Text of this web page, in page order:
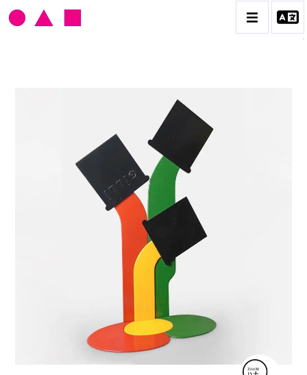
CLAUDE GILLI
BIOGRAPHIE
CATALOGUE DES OEUVRES
LES EX-VOTO
LES OUTILS DU PEINTRE
LES TIRS, CIBLES ET FLIPPERS
PORTRAITS, PAYSAGES ET DÉCOUPAGES
CONTACT